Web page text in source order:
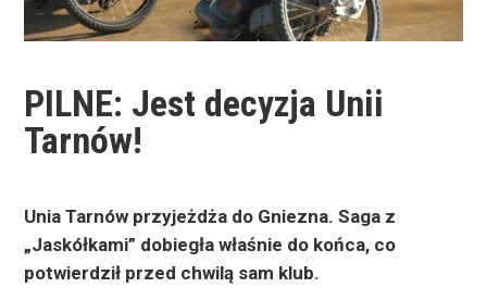
PILNE: Jest decyzja Unii
Tarnów!
Unia Tarnów przyjeżdża do Gniezna. Saga z
„Jaskółkami” dobiegła właśnie do końca, co
potwierdził przed chwilą sam klub.